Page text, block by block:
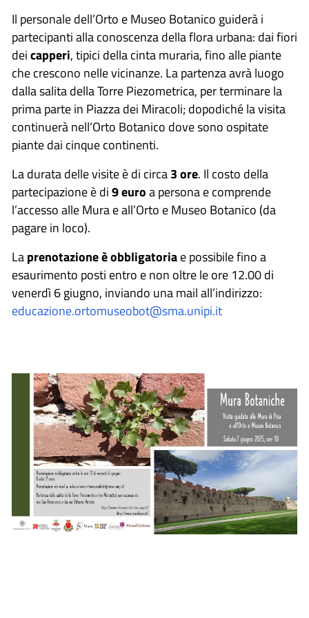
Il personale dell’Orto e Museo Botanico guiderà i
partecipanti alla conoscenza della flora urbana: dai fiori
deicapperi, tipici della cinta muraria, fino alle piante
che crescono nelle vicinanze. La partenza avrà luogo
dalla salita della Torre Piezometrica, per terminare la
prima parte in Piazza dei Miracoli; dopodiché la visita
continuerà nell’Orto Botanico dove sono ospitate
piante dai cinque continenti.
La durata delle visite è di circa3 ore. Il costo della
partecipazione è di9 euroa persona e comprende
l’accesso alle Mura e all’Orto e Museo Botanico (da
pagare in loco).
Laprenotazione è obbligatoriae possibile fino a
esaurimento posti entro e non oltre le ore 12.00 di
venerdì 6 giugno, inviando una mail all’indirizzo:
educazione.ortomuseobot@sma.unipi.it